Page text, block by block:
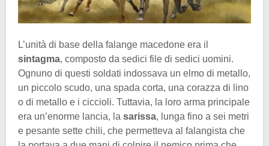
L’unità di base della falange macedone era il
sintagma, composto da sedici file di sedici uomini.
Ognuno di questi soldati indossava un elmo di metallo,
un piccolo scudo, una spada corta, una corazza di lino
o di metallo e i ciccioli. Tuttavia, la loro arma principale
era un’enorme lancia, la sarissa, lunga fino a sei metri
e pesante sette chili, che permetteva al falangista che